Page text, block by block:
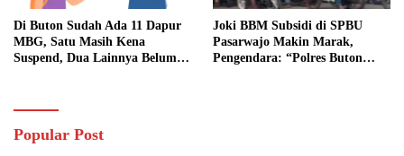
Di Buton Sudah Ada 11 Dapur
MBG, Satu Masih Kena
Suspend, Dua Lainnya Belum
Joki BBM Subsidi di SPBU
Pasarwajo Makin Marak,
Pengendara: “Polres Buton
Popular Post